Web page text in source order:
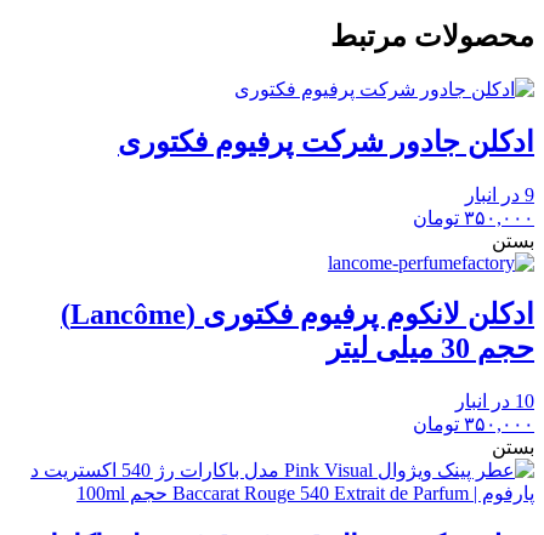
محصولات مرتبط
ادکلن جادور شرکت پرفیوم فکتوری
9 در انبار
۳۵۰,۰۰۰ تومان
بستن
ادکلن لانکوم پرفیوم فکتوری (Lancôme)
حجم 30 میلی لیتر
10 در انبار
۳۵۰,۰۰۰ تومان
بستن